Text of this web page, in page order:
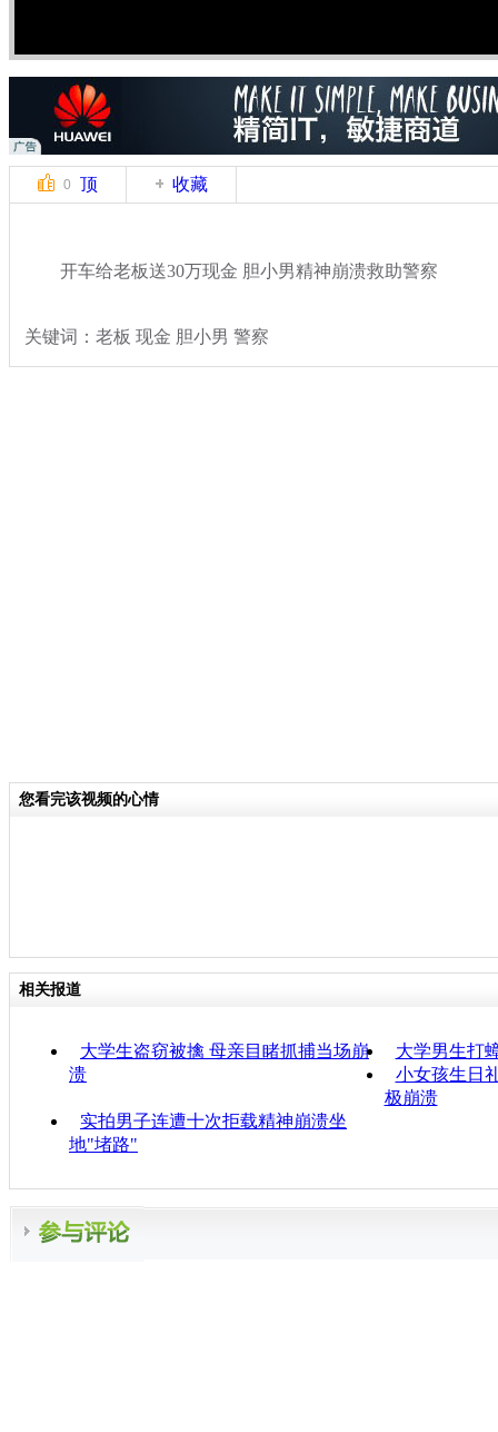
0 顶 收藏
开车给老板送30万现金 胆小男精神崩溃救助警察
关键词：老板 现金 胆小男 警察
您看完该视频的心情
相关报道
大学生盗窃被擒 母亲目睹抓捕当场崩
溃
大学男生打
小女孩生日
极崩溃
实拍男子连遭十次拒载精神崩溃坐
地"堵路"